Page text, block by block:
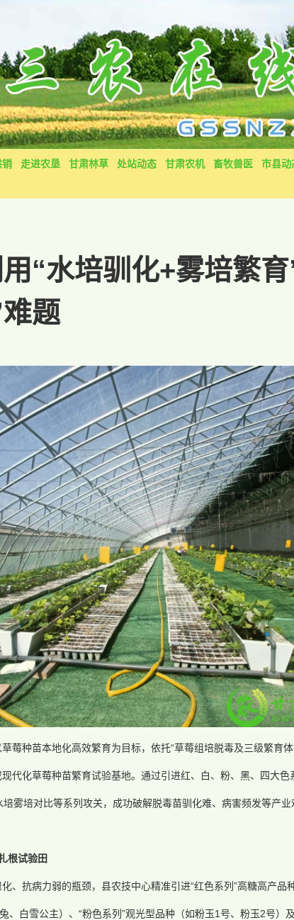
销 走进农垦 甘肃林草 处站动态 甘肃农机 畜牧兽医 市县动
“水培驯化+雾培繁
题
莓种苗本地化高效繁育为目标，依托“草莓组培脱毒及三级繁育
代化草莓种苗繁育试验基地。通过引进红、白、粉、黑、四大色
雾培对比等系列攻关，成功破解脱毒苗驯化难、病害频发等产
根试验田
、抗病力弱的瓶颈，县农技中心精准引进“红色系列”高糖高产品
、白雪公主）、“粉色系列”观光型品种（如粉玉1号、粉玉2号）